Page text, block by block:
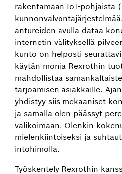
rakentamaan IoT-pohjaista
antureiden avulla dataa
internetin välityksellä
kunto on helposti
käytän monia Rexrothin
mahdollistaa
tarjoamisen asiakkaille.
yhdistyy siis mekaaniset
ja samalla olen päässyt
valikoimaan. Olenkin
mielenkiintoiseksi ja
intohimolla.
Työskentely Rexrothin